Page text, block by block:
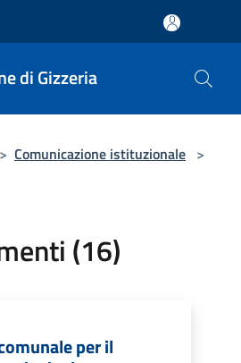
di Gizzeria
> Comunicazione istituzionale >
(16)
per il